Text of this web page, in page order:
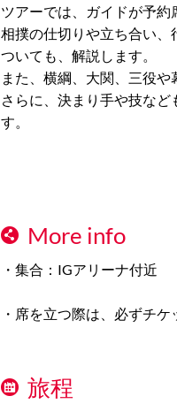
ツアーでは、ガイドが予約
相撲の仕切りや立ち合い、
ついても、解説します。
また、横綱、大関、三役や
さらに、決まり手や技な
す。
More info
・集合：IGアリーナ付近
・席を立つ際は、必ずチ
旅程